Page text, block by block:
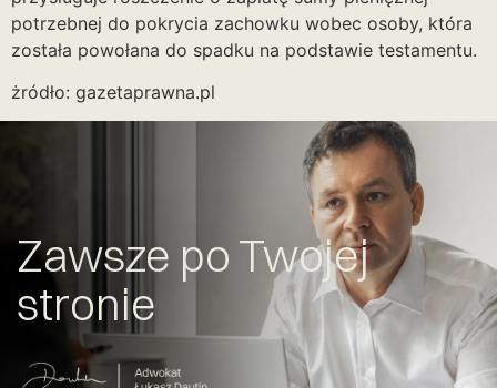
potrzebnej do pokrycia zachowku wobec osoby, która
została powołana do spadku na podstawie testamentu.
żródło: gazetaprawna.pl
Zawsze po Twojej
stronie